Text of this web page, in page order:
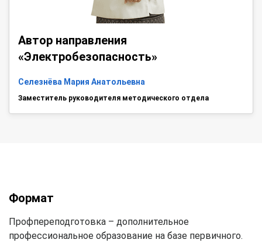
Автор направления
«Электробезопасность»
Селезнёва Мария Анатольевна
Заместитель руководителя методического отдела
Формат
Профпереподготовка – дополнительное
профессиональное образование на базе первичного.